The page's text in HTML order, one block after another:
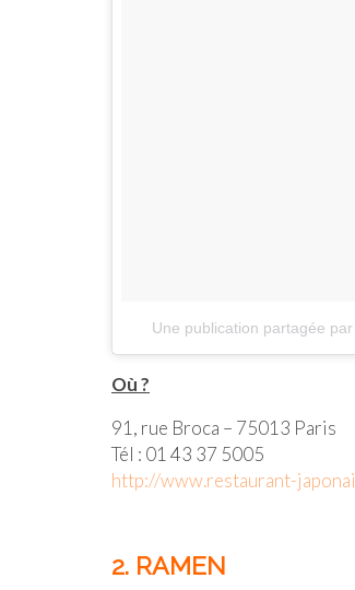
Une publication partagée
Où ?
91, rue Broca – 75013 Paris
Tél : 01 43 37 5005
http://www.restaurant-
2. RAMEN